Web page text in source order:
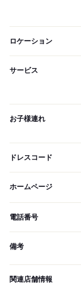
ロケーション
サービス
お子様連れ
ドレスコード
ホームページ
電話番号
備考
関連店舗情報